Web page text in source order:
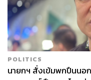
จิตใต้สำนึกของเราเป็น
เราสั่งสมมาตลอดชีวิต
เกิดจากระบบความเชื่อ
เกิดขึ้นโดยอัตโนมัติ แล
ในทันทีไม่ได้หรอกครับ
น้อย
POLITICS
นายกฯ สั่งเข้มพกปืนนอก